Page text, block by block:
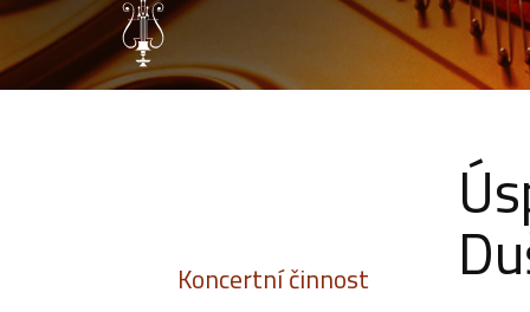
Koncertní činnost